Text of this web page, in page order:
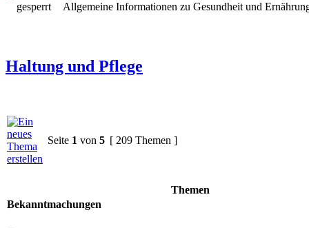
Allgemeine Informationen zu Gesundheit und
Haltung und Pflege
Seite 1 von 5 [ 209 Themen ]
Themen
Bekanntmachungen